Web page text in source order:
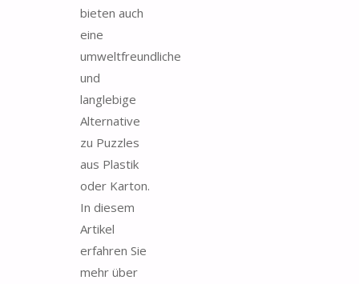
bieten auch
eine
umweltfreundliche
und
langlebige
Alternative
zu Puzzles
aus Plastik
oder Karton.
In diesem
Artikel
erfahren Sie
mehr über